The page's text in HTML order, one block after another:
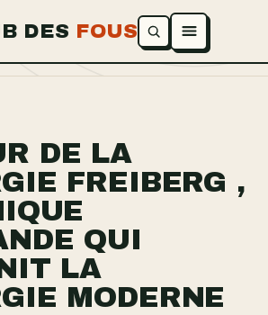
DES FOUS Ouvrir le menu
DE LA
FREIBERG ,
QUI
LA
MODERNE